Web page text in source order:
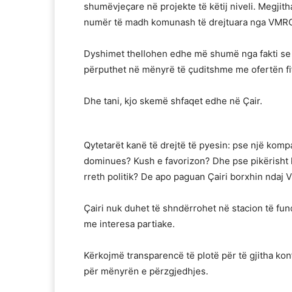
shumëvjeçare në projekte të këtij niveli.
numër të madh komunash të drejtuara nga
Dyshimet thellohen edhe më shumë nga fakti
përputhet në mënyrë të çuditshme me ofertën
Dhe tani, kjo skemë shfaqet edhe në Çair.
Qytetarët kanë të drejtë të pyesin: pse një
dominues? Kush e favorizon? Dhe pse
rreth politik? De apo paguan Çairi borxhin ndaj
Çairi nuk duhet të shndërrohet në stacion të
me interesa partiake.
Kërkojmë transparencë të plotë për të gjitha
për mënyrën e përzgjedhjes.